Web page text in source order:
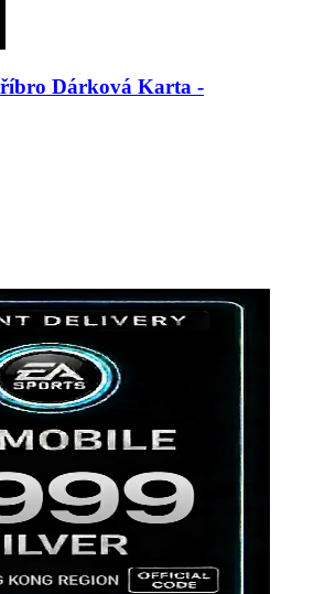
Dárková Karta -